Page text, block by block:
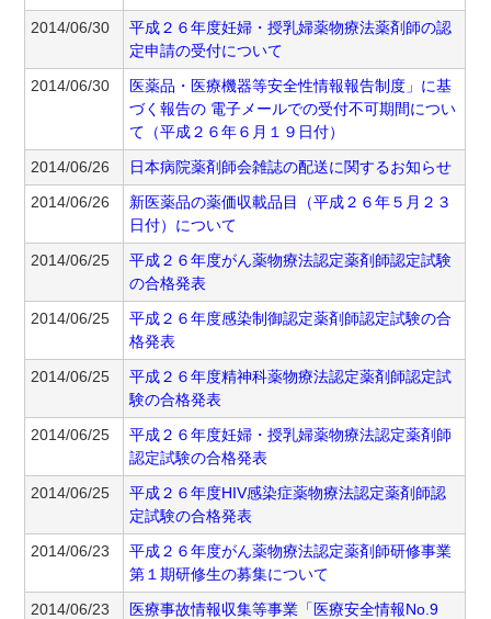
2014/06/30
平成２６年度妊婦・授乳婦薬物療法薬剤師の認
定申請の受付について
2014/06/30
医薬品・医療機器等安全性情報報告制度」に基
づく報告の 電子メールでの受付不可期間につい
て（平成２６年６月１９日付）
2014/06/26
日本病院薬剤師会雑誌の配送に関するお知らせ
2014/06/26
新医薬品の薬価収載品目（平成２６年５月２３
日付）について
2014/06/25
平成２６年度がん薬物療法認定薬剤師認定試験
の合格発表
2014/06/25
平成２６年度感染制御認定薬剤師認定試験の合
格発表
2014/06/25
平成２６年度精神科薬物療法認定薬剤師認定試
験の合格発表
2014/06/25
平成２６年度妊婦・授乳婦薬物療法認定薬剤師
認定試験の合格発表
2014/06/25
平成２６年度HIV感染症薬物療法認定薬剤師認
定試験の合格発表
2014/06/23
平成２６年度がん薬物療法認定薬剤師研修事業
第１期研修生の募集について
2014/06/23
医療事故情報収集等事業「医療安全情報No.9